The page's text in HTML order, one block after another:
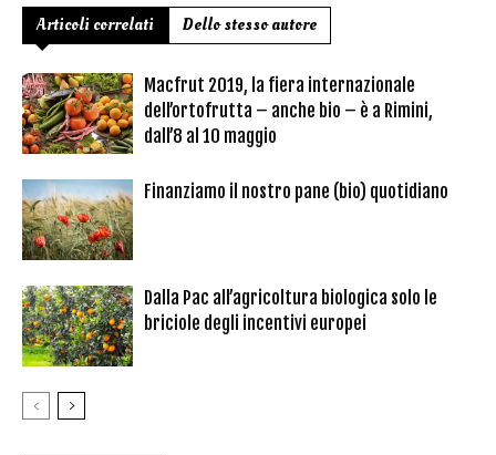
Articoli correlati Dello stesso autore
Macfrut 2019, la fiera internazionale
dell’ortofrutta – anche bio – è a Rimini,
dall’8 al 10 maggio
Finanziamo il nostro pane (bio) quotidiano
Dalla Pac all’agricoltura biologica solo le
briciole degli incentivi europei